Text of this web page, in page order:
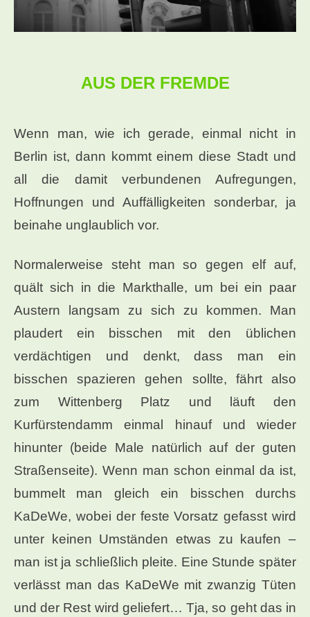
AUS DER FREMDE
Wenn man, wie ich gerade, einmal nicht in
Berlin ist, dann kommt einem diese Stadt und
all die damit verbundenen Aufregungen,
Hoffnungen und Auffälligkeiten sonderbar, ja
beinahe unglaublich vor.
Normalerweise steht man so gegen elf auf,
quält sich in die Markthalle, um bei ein paar
Austern langsam zu sich zu kommen. Man
plaudert ein bisschen mit den üblichen
verdächtigen und denkt, dass man ein
bisschen spazieren gehen sollte, fährt also
zum Wittenberg Platz und läuft den
Kurfürstendamm einmal hinauf und wieder
hinunter (beide Male natürlich auf der guten
Straßenseite). Wenn man schon einmal da ist,
bummelt man gleich ein bisschen durchs
KaDeWe, wobei der feste Vorsatz gefasst wird
unter keinen Umständen etwas zu kaufen –
man ist ja schließlich pleite. Eine Stunde später
verlässt man das KaDeWe mit zwanzig Tüten
und der Rest wird geliefert… Tja, so geht das in